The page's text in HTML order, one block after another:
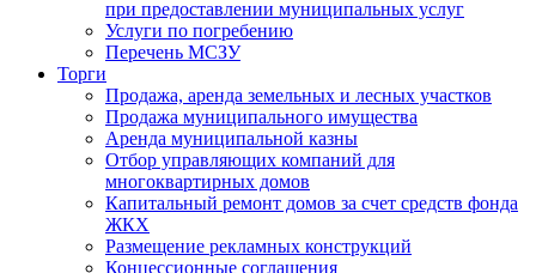
при предоставлении муниципальных услуг
Услуги по погребению
Перечень МСЗУ
Торги
Продажа, аренда земельных и лесных участков
Продажа муниципального имущества
Аренда муниципальной казны
Отбор управляющих компаний для
многоквартирных домов
Капитальный ремонт домов за счет средств фонда
ЖКХ
Размещение рекламных конструкций
Концессионные соглашения